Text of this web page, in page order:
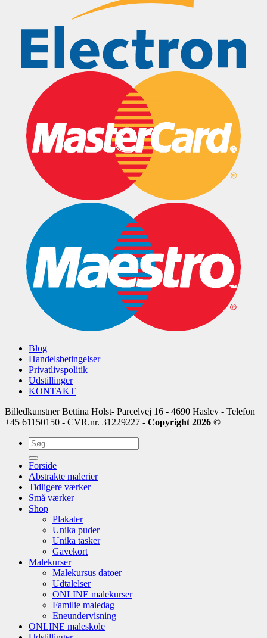
Blog
Handelsbetingelser
Privatlivspolitik
Udstillinger
KONTAKT
Billedkunstner Bettina Holst- Parcelvej 16 - 4690 Haslev - Telefon
+45 61150150 - CVR.nr. 31229227 - Copyright 2026 ©
Søg
efter:
Forside
Abstrakte malerier
Tidligere værker
Små værker
Shop
Plakater
Unika puder
Unika tasker
Gavekort
Malekurser
Malekursus datoer
Udtalelser
ONLINE malekurser
Familie maledag
Eneundervisning
ONLINE maleskole